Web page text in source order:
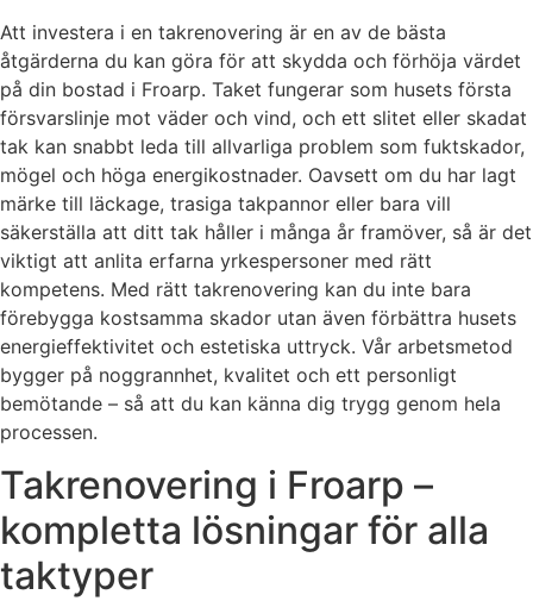
Att investera i en takrenovering är en av de bästa
åtgärderna du kan göra för att skydda och förhöja värdet
på din bostad i Froarp. Taket fungerar som husets första
försvarslinje mot väder och vind, och ett slitet eller skadat
tak kan snabbt leda till allvarliga problem som fuktskador,
mögel och höga energikostnader. Oavsett om du har lagt
märke till läckage, trasiga takpannor eller bara vill
säkerställa att ditt tak håller i många år framöver, så är det
viktigt att anlita erfarna yrkespersoner med rätt
kompetens. Med rätt takrenovering kan du inte bara
förebygga kostsamma skador utan även förbättra husets
energieffektivitet och estetiska uttryck. Vår arbetsmetod
bygger på noggrannhet, kvalitet och ett personligt
bemötande – så att du kan känna dig trygg genom hela
processen.
Takrenovering i Froarp –
kompletta lösningar för alla
taktyper